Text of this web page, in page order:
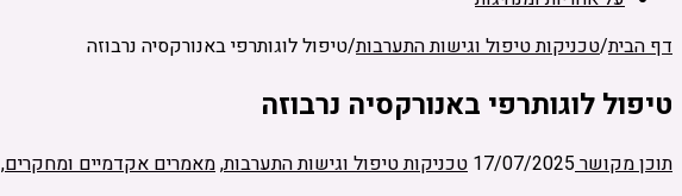
דף הבית/טכניקות טיפול וגישות התערבות/טיפול לוגותרפי באנורקסיה נרבוזה
טיפול לוגותרפי באנורקסיה נרבוזה
תוכן מקושר17/07/2025 טכניקות טיפול וגישות התערבות,מאמרים אקדמיים ומחקרים,